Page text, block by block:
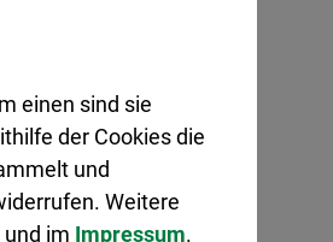
einen sind sie
der Cookies die
und
Weitere
und im Impressum.